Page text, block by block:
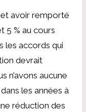
et avoir remporté
5 % au cours
les accords qui
devrait
n’avons aucune
les années à
réduction des